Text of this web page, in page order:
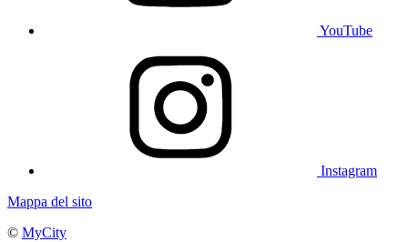
YouTube
Instagram
Mappa del sito
© MyCity